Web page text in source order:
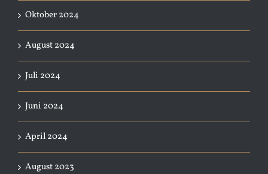
Oktober 2024
August 2024
Juli 2024
Juni 2024
April 2024
August 2023